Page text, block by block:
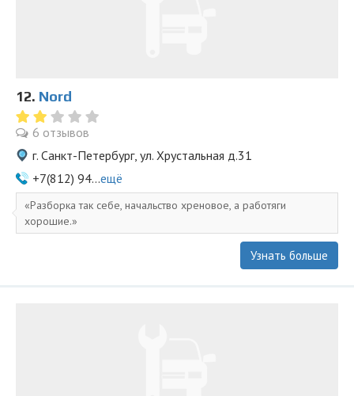
12. Nord
6 отзывов
г. Санкт-Петербург, ул. Хрустальная д.31
+7(812) 94...ещё
Разборка так себе, начальство хреновое, а работяги
хорошие.
Узнать больше